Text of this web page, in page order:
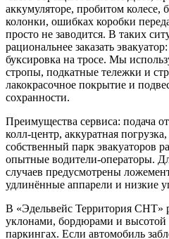
аккумуляторе, пробитом колесе,
колонки, ошибках коробки
просто не заводится. В таких
рациональнее заказать
буксировка на тросе. Мы
стропы, подкатные тележки и
лакокрасочное покрытие и
сохранности.
Преимущества сервиса: подача
колл‑центр, аккуратная погрузка,
собственный парк эвакуаторов
опытные водители-операторы.
случаев предусмотрены
удлинённые аппарели и низкие
В «Эдельвейс Территория СНТ»
уклонами, бордюрами и высотой
паркингах. Если автомобиль